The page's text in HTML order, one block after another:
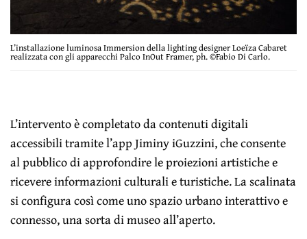
L’installazione luminosa Immersion della lighting designer Loeïza Cabaret
realizzata con gli apparecchi Palco InOut Framer, ph. ©Fabio Di Carlo.
L’intervento è completato da contenuti digitali
accessibili tramite l’app Jiminy iGuzzini, che consente
al pubblico di approfondire le proiezioni artistiche e
ricevere informazioni culturali e turistiche. La scalinata
si configura così come uno spazio urbano interattivo e
connesso, una sorta di museo all’aperto.